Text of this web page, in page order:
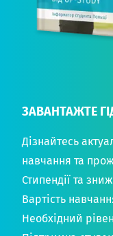
ЗАВАНТАЖТЕ
Дізнайтесь
навчання та
Стипендії та
Вартість
Необхідний